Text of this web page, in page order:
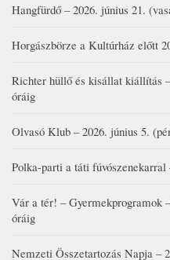
Hangfürdő – 2026. június 21.
Horgászbörze a Kultúrház előtt
Richter hüllő és kisállat kiállítás
óráig
Olvasó Klub – 2026. június 5.
Polka-parti a táti
Vár a tér! – Gyermekprogramok
óráig
Nemzeti Összetartozás Napja –